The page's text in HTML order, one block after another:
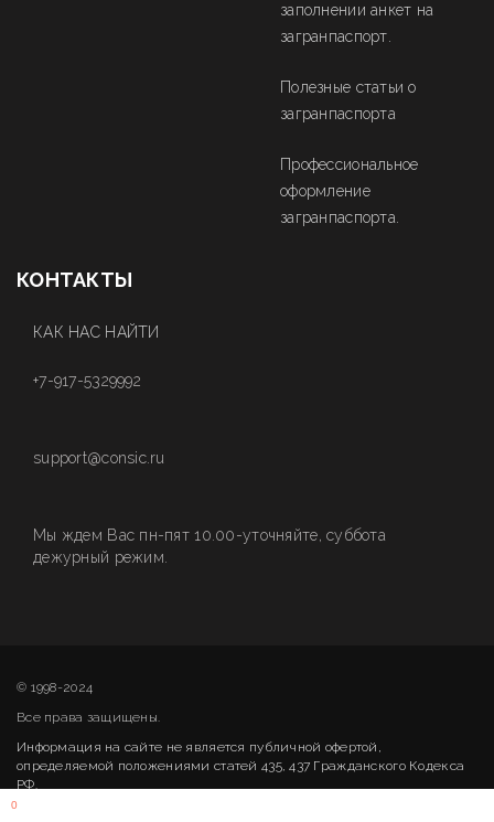
0
заполнении анкет на
загранпаспорт.
Полезные статьи о
загранпаспорта
Профессиональное
оформление
загранпаспорта.
КОНТАКТЫ
КАК НАС НАЙТИ
+7-917-5329992
support@consic.ru
Мы ждем Вас пн-пят 10.00-уточняйте, суббота
дежурный режим.
© 1998-2024
Все права защищены.
Информация на сайте не является публичной офертой,
определяемой положениями статей 435, 437 Гражданского Кодекса
РФ.